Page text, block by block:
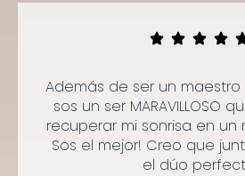
Además de ser un
sos un ser MARAVILLOSO
recuperar mi sonrisa en un
Sos el mejor! Creo que
el dúo